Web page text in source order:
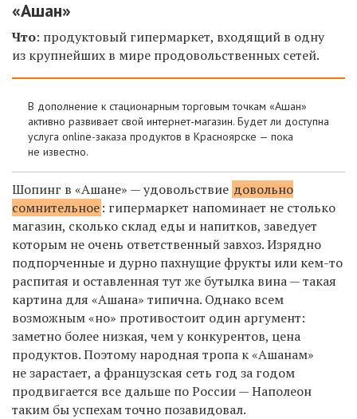
«Ашан»
Что: продуктовый гипермаркет, входящий в одну
из крупнейших в мире продовольственных сетей.
В дополнение к стационарным торговым точкам «Ашан»
активно развивает свой интернет-магазин. Будет ли доступна
услуга online-заказа продуктов в Красноярске — пока
не известно.
Шопинг в «Ашане» — удовольствие довольно
сомнительное: гипермаркет напоминает не столько
магазин, сколько склад еды и напитков, заведует
которым не очень ответственный завхоз. Изрядно
подпорченные и дурно пахнущие фрукты или кем-то
распитая и оставленная тут же бутылка вина — такая
картина для «Ашана» типична. Однако всем
возможным «но» противостоит один аргумент:
заметно более низкая, чем у конкурентов, цена
продуктов. Поэтому народная тропа к «Ашанам»
не зарастает, а французская сеть год за годом
продвигается все дальше по России — Наполеон
таким бы успехам точно позавидовал.